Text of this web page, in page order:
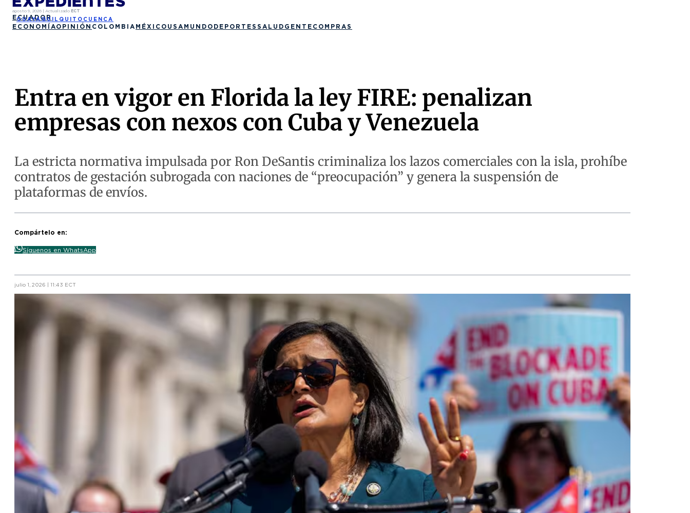
agosto 9, 2026 | Actualizado ECT
ECUADOR
GUAYAQUIL QUITO CUENCA
ECONOMÍAOPINIÓN COLOMBIA MÉXICO USA MUNDO DEPORTES SALUD GENTE COMPRAS
Entra en vigor en Florida la ley FIRE: penalizan
empresas con nexos con Cuba y Venezuela
La estricta normativa impulsada por Ron DeSantis criminaliza los lazos comerciales con la isla, prohíbe
contratos de gestación subrogada con naciones de “preocupación” y genera la suspensión de
plataformas de envíos.
Compártelo en:
Síguenos en WhatsApp
julio 1, 2026 | 11:43 ECT